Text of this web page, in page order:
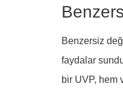
Benzersiz
faydalar
bir UVP, hem